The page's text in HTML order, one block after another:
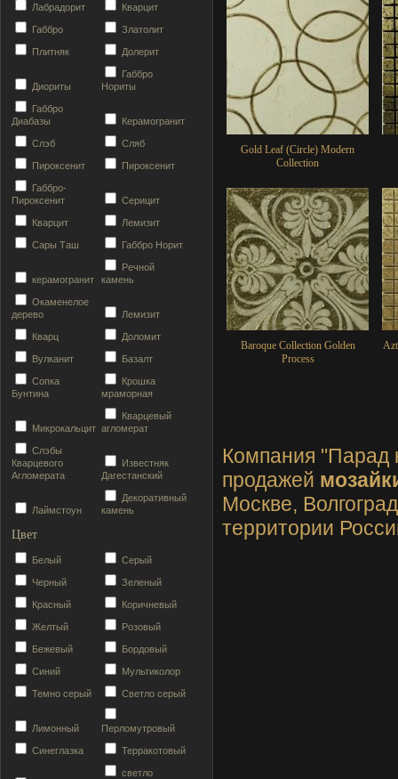
Лабрадорит Кварцит
Габбро Златолит
Плитняк Долерит
Диориты
Габбро
Нориты
Габбро
Диабазы
Керамогранит
Слэб Сляб
Пироксенит Пироксенит
Габбро-
Пироксенит
Серицит
Кварцит Лемизит
Сары Таш Габбро Норит
керамогранит
Речной
камень
Окаменелое
дерево
Лемизит
Кварц Доломит
Вулканит Базалт
Сопка
Бунтина
Крошка
мраморная
Микрокальцит
Кварцевый
агломерат
Слэбы
Кварцевого
Агломерата
Известняк
Дагестанский
Лаймстоун
Декоративный
камень
Цвет
Белый Серый
Черный Зеленый
Красный Коричневый
Желтый Розовый
Бежевый Бордовый
Синий Мультиколор
Темно серый Светло серый
Лимонный Перломутровый
Синеглазка Терракотовый
светло
Gold Leaf (Circle) Modern
Collection
Baroque Collection Golden
Process
Компания "Парад
продажей
Москве,
территории